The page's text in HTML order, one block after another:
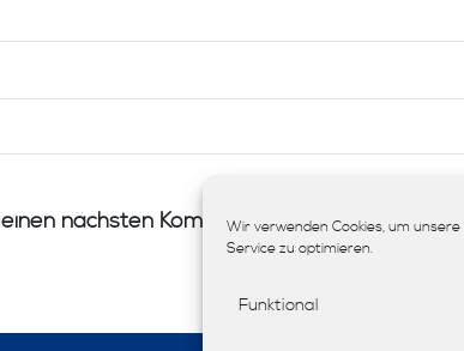
Wir verwenden Cookies, um
Service zu optimieren.
Funktional
nächsten Kommentar speichern.